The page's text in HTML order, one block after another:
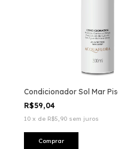
Condicionador Sol Mar
R$59,04
10 x de R$5,90 sem juros